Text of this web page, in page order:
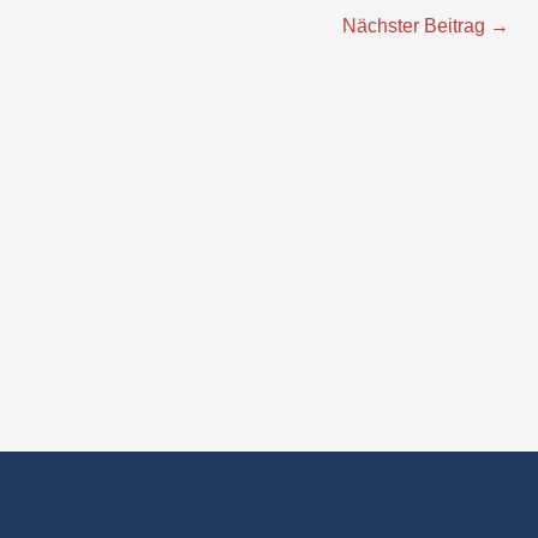
Nächster Beitrag →